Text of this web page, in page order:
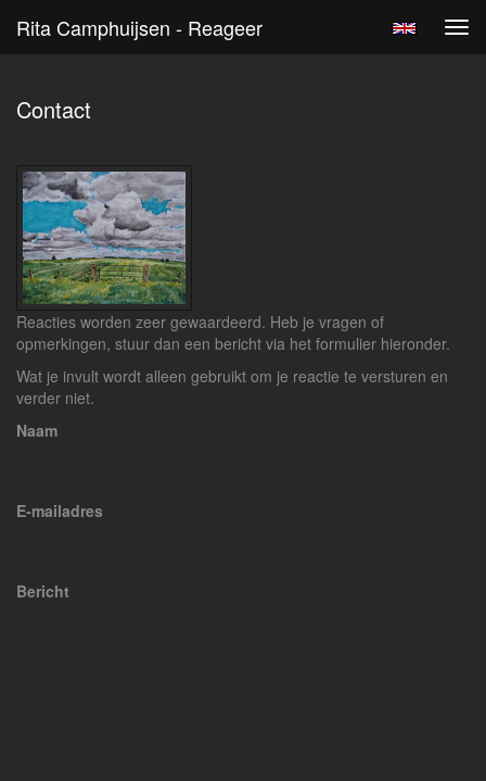
Rita Camphuijsen - Reageer
Contact
Reacties worden zeer gewaardeerd. Heb je vragen of
opmerkingen, stuur dan een bericht via het formulier hieronder.
Wat je invult wordt alleen gebruikt om je reactie te versturen en
verder niet.
Naam
E-mailadres
Bericht